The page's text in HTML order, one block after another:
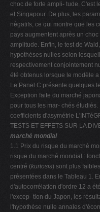
choc de forte ampli- tude. C'est
et Singapour. De plus, les
négatifs, ce qui montre que les
pays augmentent après un
amplitude. Enfin, le test de
hypothèses nulles selon
respectivement conjointement
été obtenus lorsque le modèle
Le Panel C présente quelques
Exception faite du marché
pour tous les mar- chés
coefficients d'asymétrie
TESTS ET EFFETS SUR LA
marché mondial
1.1 Prix du risque du marché
risque du marché mondial :
centré (kurtosis) sont plus
présentées dans le Tableau 1.
d'autocorrélation d'ordre 12 a
l'excep- tion du Japon, les
l'hypothèse nulle annales